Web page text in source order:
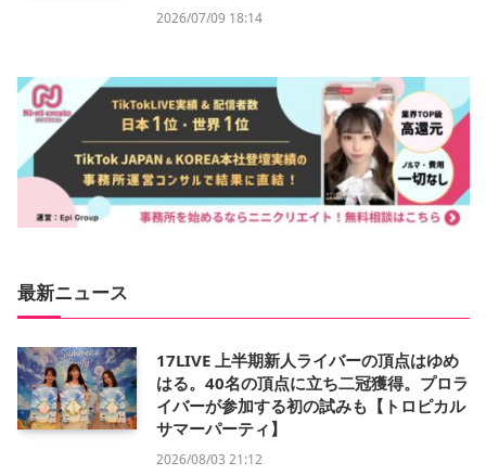
2026/07/09 18:14
最新ニュース
17LIVE 上半期新人ライバーの頂点はゆめ
はる。40名の頂点に立ち二冠獲得。プロラ
イバーが参加する初の試みも【トロピカル
サマーパーティ】
2026/08/03 21:12